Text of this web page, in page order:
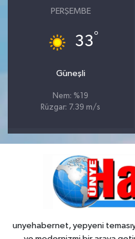
PERŞEMBE
33°
Güneşli
Nem: %19
Rüzgar: 7.39 m/s
unyehabernet, yepyeni